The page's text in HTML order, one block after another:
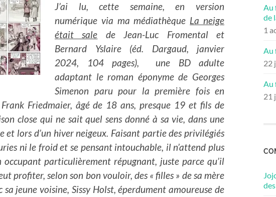
J’ai lu, cette semaine, en version
numérique via ma médiathèque La neige
était sale de Jean-Luc Fromental et
Bernard Yslaire (éd. Dargaud, janvier
2024, 104 pages), une BD adulte
adaptant le roman éponyme de Georges
Simenon paru pour la première fois en
Friedmaier, âgé de 18 ans, presque 19 et fils de
close qui ne sait quel sens donné à sa vie, dans une
et lors d’un hiver neigeux. Faisant partie des privilégiés
ni le froid et se pensant intouchable, il n’attend plus
occupant particulièrement répugnant, juste parce qu’il
profiter, selon son bon vouloir, des « filles » de sa mère
jeune voisine, Sissy Holst, éperdument amoureuse de
Au
de
1
Au
22
Au
21